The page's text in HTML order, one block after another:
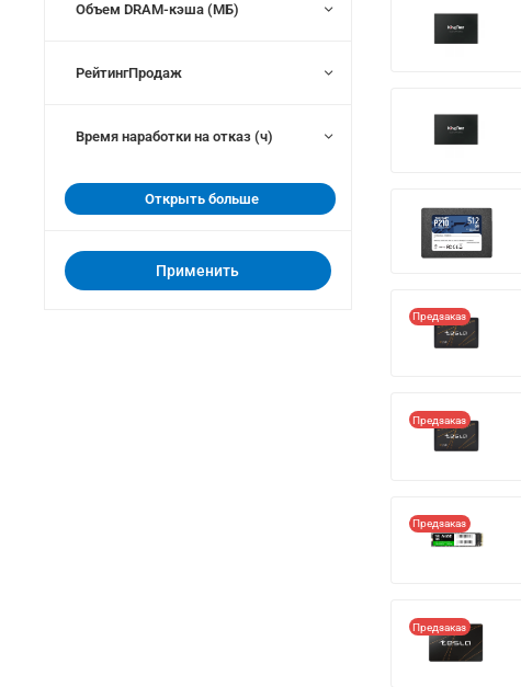
Предзаказ
Предзаказ
Предзаказ
Предзаказ
Открыть больше
Объем DRAM-кэша (МБ)
РейтингПродаж
Время наработки на отказ (ч)
Применить